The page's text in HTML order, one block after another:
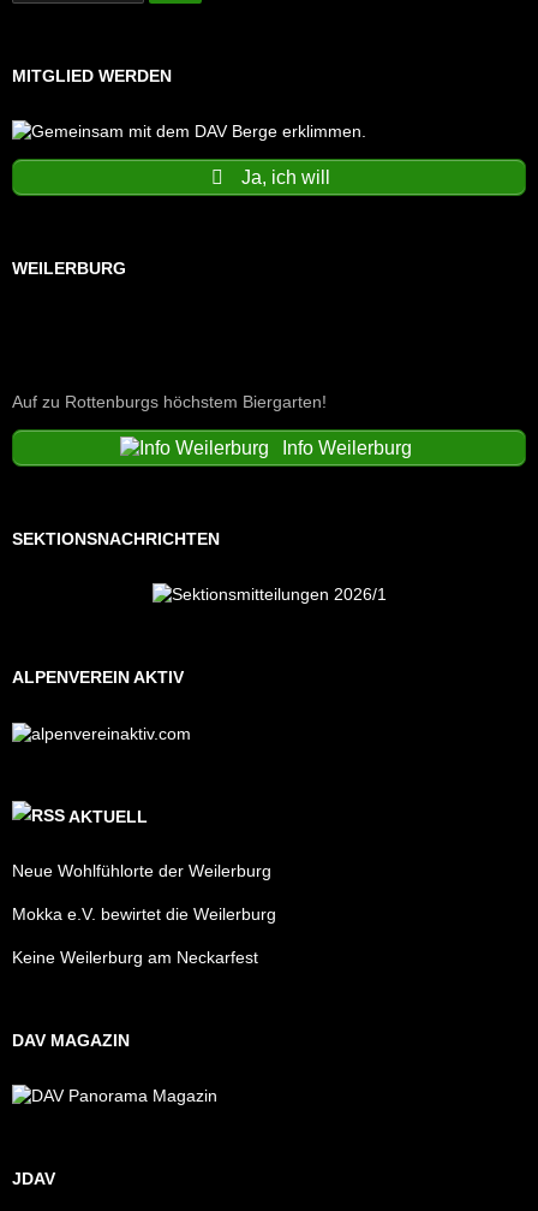
MITGLIED WERDEN
Ja, ich will
WEILERBURG
Auf zu Rottenburgs höchstem Biergarten!
Info Weilerburg
SEKTIONSNACHRICHTEN
ALPENVEREIN AKTIV
AKTUELL
Neue Wohlfühlorte der Weilerburg
Mokka e.V. bewirtet die Weilerburg
Keine Weilerburg am Neckarfest
DAV MAGAZIN
JDAV